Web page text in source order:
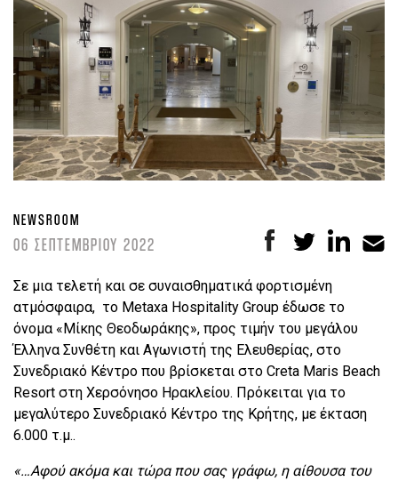
NEWSROOM
06 ΣΕΠΤΕΜΒΡΙΟΥ 2022
Σε μια τελετή και σε συναισθηματικά φορτισμένη
ατμόσφαιρα, το Metaxa Hospitality Group έδωσε το
όνομα «Μίκης Θεοδωράκης», προς τιμήν του μεγάλου
Έλληνα Συνθέτη και Αγωνιστή της Ελευθερίας, στο
Συνεδριακό Κέντρο που βρίσκεται στο Creta Maris Beach
Resort στη Χερσόνησο Ηρακλείου. Πρόκειται για το
μεγαλύτερο Συνεδριακό Κέντρο της Κρήτης, με έκταση
6.000 τ.μ..
«…Αφού ακόμα και τώρα που σας γράφω, η αίθουσα του